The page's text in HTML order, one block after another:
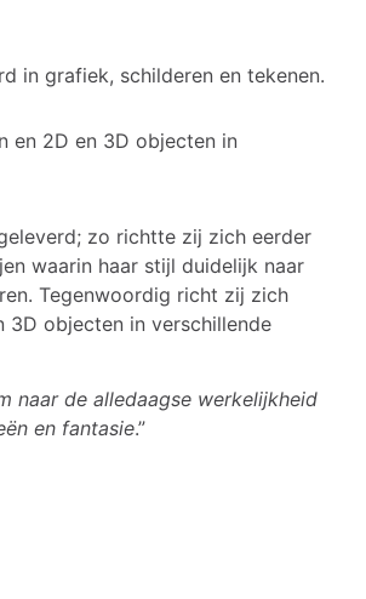
in grafiek, schilderen en tekenen.
en 2D en 3D objecten in
zo richtte zij zich eerder
waarin haar stijl duidelijk naar
Tegenwoordig richt zij zich
3D objecten in verschillende
naar de alledaagse werkelijkheid
en fantasie.”